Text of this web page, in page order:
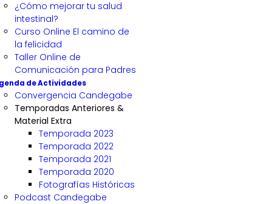
¿Cómo mejorar tu salud
intestinal?
Curso Online El camino de
la felicidad
Taller Online de
Comunicación para Padres
de Actividades
Convergencia Candegabe
Temporadas Anteriores &
Material Extra
Temporada 2023
Temporada 2022
Temporada 2021
Temporada 2020
Fotografías Históricas
Podcast Candegabe